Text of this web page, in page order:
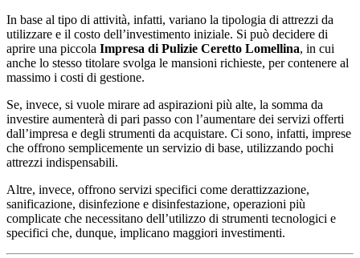
In base al tipo di attività, infatti, variano la tipologia di attrezzi da
utilizzare e il costo dell’investimento iniziale. Si può decidere di
aprire una piccola Impresa di Pulizie Ceretto Lomellina, in cui
anche lo stesso titolare svolga le mansioni richieste, per contenere al
massimo i costi di gestione.
Se, invece, si vuole mirare ad aspirazioni più alte, la somma da
investire aumenterà di pari passo con l’aumentare dei servizi offerti
dall’impresa e degli strumenti da acquistare. Ci sono, infatti, imprese
che offrono semplicemente un servizio di base, utilizzando pochi
attrezzi indispensabili.
Altre, invece, offrono servizi specifici come derattizzazione,
sanificazione, disinfezione e disinfestazione, operazioni più
complicate che necessitano dell’utilizzo di strumenti tecnologici e
specifici che, dunque, implicano maggiori investimenti.